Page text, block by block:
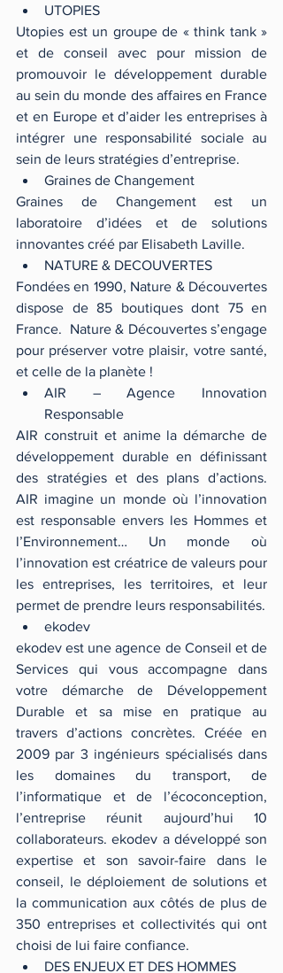
UTOPIES
Utopies est un groupe de « think tank »
et de conseil avec pour mission de
promouvoir le développement durable
au sein du monde des affaires en France
et en Europe et d’aider les entreprises à
intégrer une responsabilité sociale au
sein de leurs stratégies d’entreprise.
Graines de Changement
Graines de Changement est un
laboratoire d’idées et de solutions
innovantes créé par Elisabeth Laville.
NATURE & DECOUVERTES
Fondées en 1990, Nature & Découvertes
dispose de 85 boutiques dont 75 en
France.  Nature & Découvertes s’engage
pour préserver votre plaisir, votre santé,
et celle de la planète !
AIR – Agence Innovation
Responsable
AIR construit et anime la démarche de
développement durable en définissant
des stratégies et des plans d’actions.
AIR imagine un monde où l’innovation
est responsable envers les Hommes et
l’Environnement… Un monde où
l’innovation est créatrice de valeurs pour
les entreprises, les territoires, et leur
ekodev
ekodev est une agence de Conseil et de
Services qui vous accompagne dans
votre démarche de Développement
Durable et sa mise en pratique au
travers d’actions concrètes. Créée en
2009 par 3 ingénieurs spécialisés dans
les domaines du transport, de
l’informatique et de l’écoconception,
l’entreprise réunit aujourd’hui 10
collaborateurs. ekodev a développé son
expertise et son savoir-faire dans le
conseil, le déploiement de solutions et
la communication aux côtés de plus de
350 entreprises et collectivités qui ont
choisi de lui faire confiance.
DES ENJEUX ET DES HOMMES